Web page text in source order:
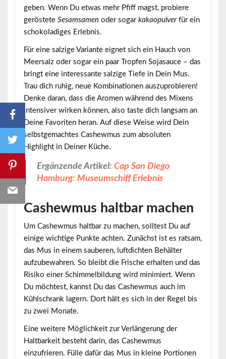
geben. Wenn Du etwas mehr Pfiff magst, probiere
geröstete Sesamsamen oder sogar kakaopulverfür ein
schokoladiges Erlebnis.
Für eine salzige Variante eignet sich ein Hauch von
Meersalzoder sogar ein paar Tropfen Sojasauce – das
bringt eine interessante salzige Tiefe in Dein Mus.
Trau dich ruhig, neue Kombinationen auszuprobieren!
Denke daran, dass die Aromen während des Mixens
intensiver wirken können, also taste dich langsam an
Deine Favoriten heran. Auf diese Weise wird Dein
selbstgemachtes Cashewmus zum absoluten
Highlight in Deiner Küche.
Ergänzende Artikel:Cap San Diego
Hamburg: Museumschiff Erlebnis
Cashewmus haltbar machen
Um Cashewmus haltbar zu machen, solltest Du auf
einige wichtige Punkte achten. Zunächst ist es ratsam,
das Mus in einem sauberen, luftdichten Behälter
aufzubewahren. So bleibt die Frische erhalten und das
Risiko einer Schimmelbildung wird minimiert. Wenn
Du möchtest, kannst Du das Cashewmus auch im
Kühlschrank lagern. Dort hält es sich in der Regel bis
zu zwei Monate.
Eine weitere Möglichkeit zur Verlängerung der
Haltbarkeitbesteht darin, das Cashewmus
einzufrieren. Fülle dafür das Mus in kleine Portionen